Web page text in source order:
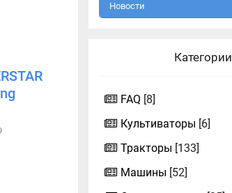
Новости
Категории
FAQ [8]
Культиваторы [6]
Тракторы [133]
Машины [52]